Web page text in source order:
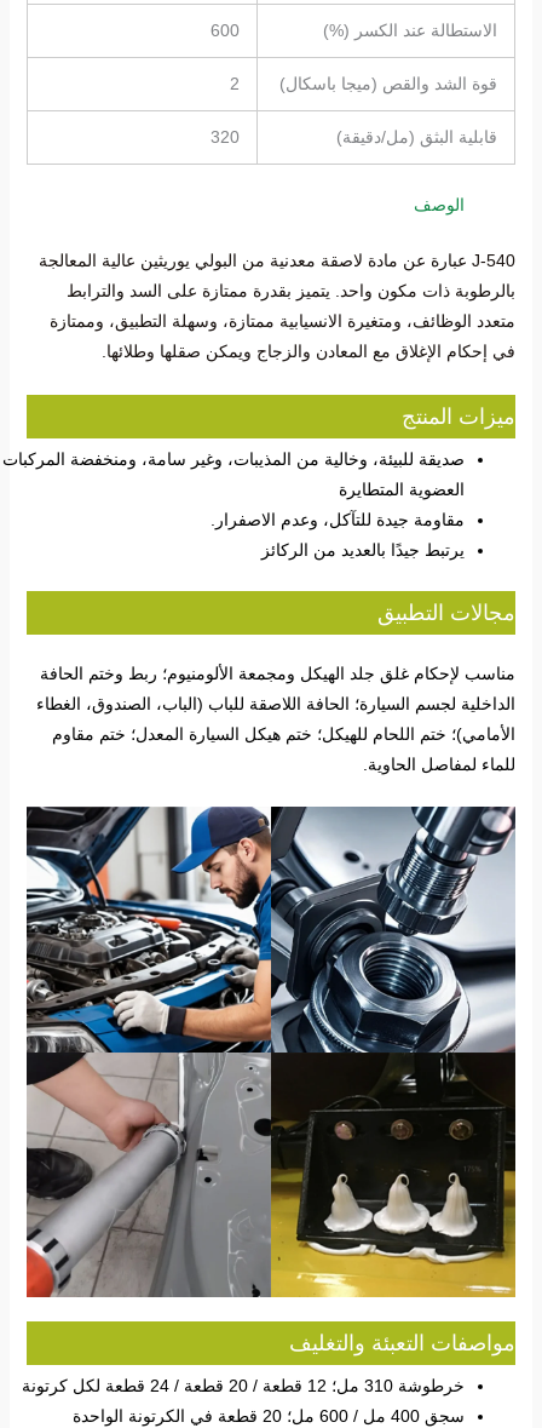
الاستطالة عند الكسر (%) 600
قوة الشد والقص (ميجا باسكال)
قابلية البثق (مل/دقيقة) 320
الوصف
J-540 عبارة عن مادة لاصقة معدنية من البولي يوريثين عالية المعالجة
بالرطوبة ذات مكون واحد. يتميز بقدرة ممتازة على السد والترابط
متعدد الوظائف، ومتغيرة الانسيابية ممتازة، وسهلة التطبيق، وممتازة
في إحكام الإغلاق مع المعادن والزجاج ويمكن صقلها وطلائها.
ميزات المنتج
صديقة للبيئة، وخالية من المذيبات، وغير سامة، ومنخفضة المركبات
العضوية المتطايرة
مقاومة جيدة للتآكل، وعدم الاصفرار.
يرتبط جيدًا بالعديد من الركائز
مجالات التطبيق
مناسب لإحكام غلق جلد الهيكل ومجمعة الألومنيوم؛ ربط وختم الحافة
الداخلية لجسم السيارة؛ الحافة اللاصقة للباب (الباب، الصندوق، الغطاء
الأمامي)؛ ختم اللحام للهيكل؛ ختم هيكل السيارة المعدل؛ ختم مقاوم
للماء لمفاصل الحاوية.
مواصفات التعبئة والتغليف
خرطوشة 310 مل؛ 12 قطعة / 20 قطعة / 24 قطعة لكل كرتونة
سجق 400 مل / 600 مل؛ 20 قطعة في الكرتونة الواحدة